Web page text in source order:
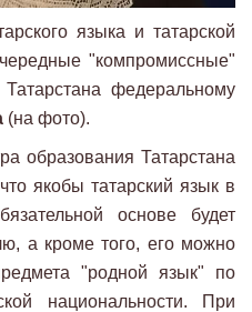
языка и татарской
"компромиссные"
федеральному
(на фото).
образования Татарстана
якобы татарский язык в
основе будет
а кроме того, его можно
"родной язык" по
национальности. При